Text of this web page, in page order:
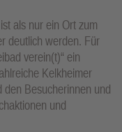
als nur ein Ort zum
deutlich werden. Für
verein(t)“ ein
Kelkheimer
Besucherinnen und
und